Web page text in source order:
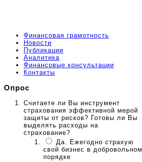
Финансовая грамотность
Новости
Публикации
Аналитика
Финансовые консультации
Контакты
Опрос
Считаете ли Вы инструмент
страхования эффективной мерой
защиты от рисков? Готовы ли Вы
выделять расходы на
страхование?
Да. Ежегодно страхую
свой бизнес в добровольном
порядке